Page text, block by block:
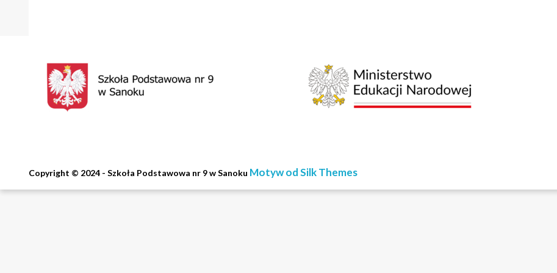
Copyright © 2024 - Szkoła Podstawowa nr 9 w Sanoku Motyw od Silk Themes